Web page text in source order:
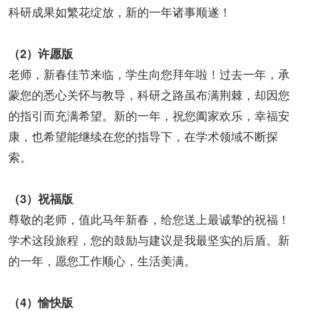
科研成果如繁花绽放，新的一年诸事顺遂！
（2）许愿版
老师，新春佳节来临，学生向您拜年啦！过去一年，承
蒙您的悉心关怀与教导，科研之路虽布满荆棘，却因您
的指引而充满希望。新的一年，祝您阖家欢乐，幸福安
康，也希望能继续在您的指导下，在学术领域不断探
索。
（3）祝福版
尊敬的老师，值此马年新春，给您送上最诚挚的祝福！
学术这段旅程，您的鼓励与建议是我最坚实的后盾。新
的一年，愿您工作顺心，生活美满。
（4）愉快版